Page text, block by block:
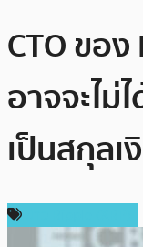
CTO ของ
อาจจะไม่
เป็นสกุลเ